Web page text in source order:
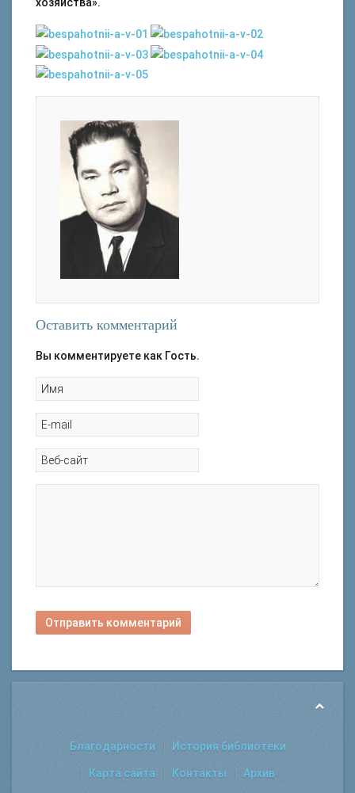
Оставить комментарий
Вы комментируете как Гость.
Отправить комментарий
Благодарности История библиотеки
Карта сайта Контакты Архив